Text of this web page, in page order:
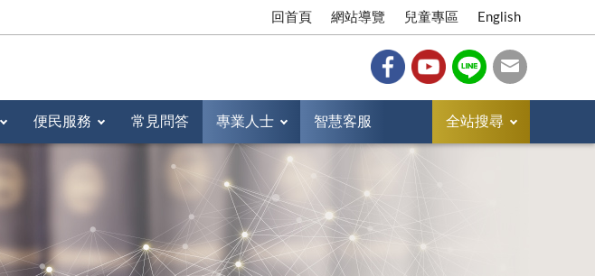
回首頁 網站導覽 兒童專區 English
便民服務 常見問答 專業人士 智慧客服 全站搜尋